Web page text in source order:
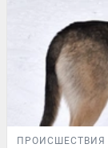
ПРОИСШЕСТВИЯ